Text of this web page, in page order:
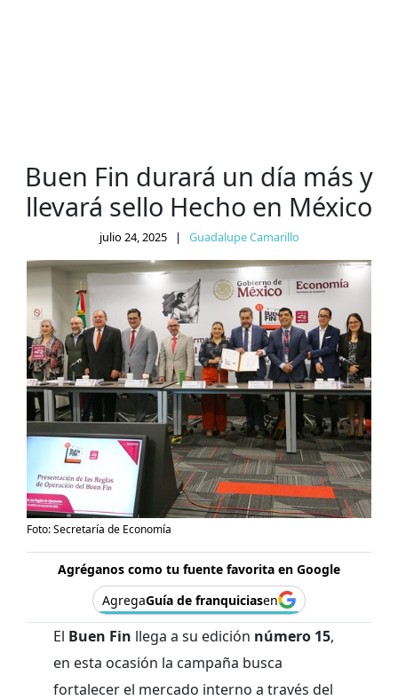
Buen Fin durará un día más y
llevará sello Hecho en México
julio 24, 2025 | Guadalupe Camarillo
Foto: Secretaría de Economía
Agréganos como tu fuente favorita en Google
AgregaGuía de franquiciasen
El Buen Fin llega a su edición número 15,
en esta ocasión la campaña busca
fortalecer el mercado interno a través del